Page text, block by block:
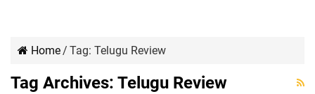
Home/ Tag: Telugu Review
Tag Archives: Telugu Review